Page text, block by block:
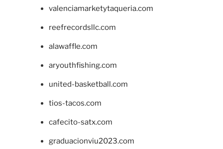
valenciamarketytaqueria.com
reefrecordsllc.com
alawaffle.com
aryouthfishing.com
united-basketball.com
tios-tacos.com
cafecito-satx.com
graduacionviu2023.com